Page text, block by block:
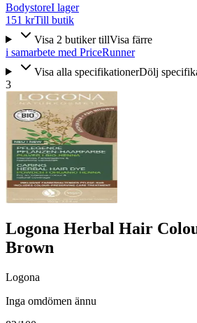
BodystoreI lager
151 krTill butik
Visa 2 butiker tillVisa färre
i samarbete med PriceRunner
Visa alla specifikationerDölj
3
Logona Herbal Hair
Brown
Logona
Inga omdömen ännu